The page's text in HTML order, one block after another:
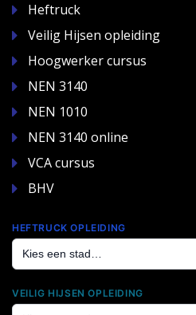
Heftruck
Veilig Hijsen opleiding
Hoogwerker cursus
NEN 3140
NEN 1010
NEN 3140 online
VCA cursus
BHV
HEFTRUCK OPLEIDING
VEILIG HIJSEN OPLEIDING